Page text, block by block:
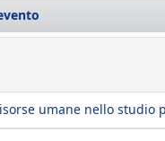
umane nello studio